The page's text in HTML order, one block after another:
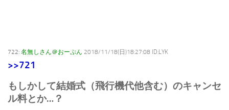
722: 名無しさん＠おーぷん 2018/11/18(日)18:27:08 ID:LYK
>>721
もしかして結婚式（飛行機代他含む）のキャンセ
ル料とか…？